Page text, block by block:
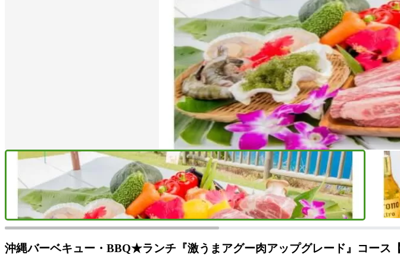
沖縄バーベキュー・BBQ★ランチ『激うまアグー肉アップグレード』コース